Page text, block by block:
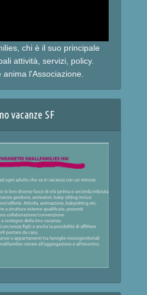
chi è il suo principale
attività, servizi, policy.
l'Associazione.
vacanze SF